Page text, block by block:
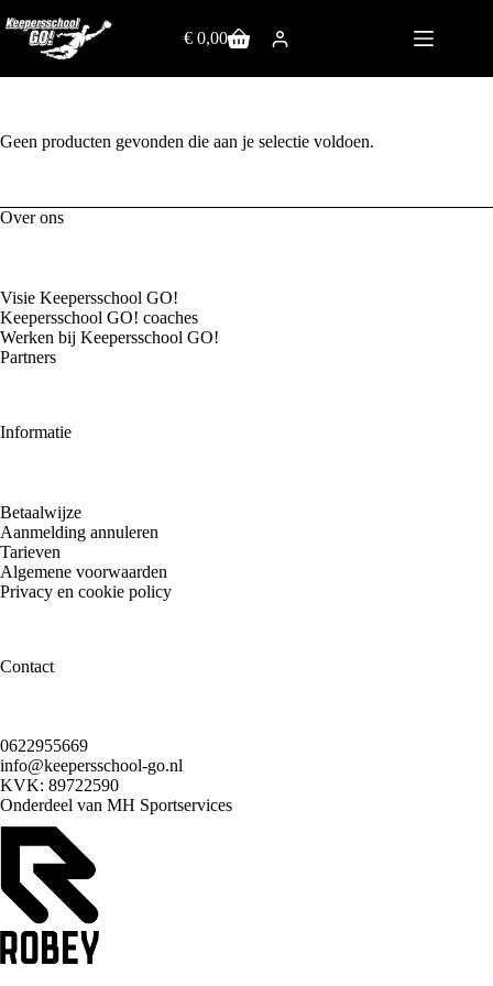
€ 0,00
Geen producten gevonden die aan je selectie voldoen.
Over ons
Visie Keepersschool GO!
Keepersschool GO! coaches
Werken bij Keepersschool GO!
Partners
Informatie
Betaalwijze
Aanmelding annuleren
Tarieven
Algemene voorwaarden
Privacy en cookie policy
Contact
0622955669
info@keepersschool-go.nl
KVK: 89722590
Onderdeel van MH Sportservices